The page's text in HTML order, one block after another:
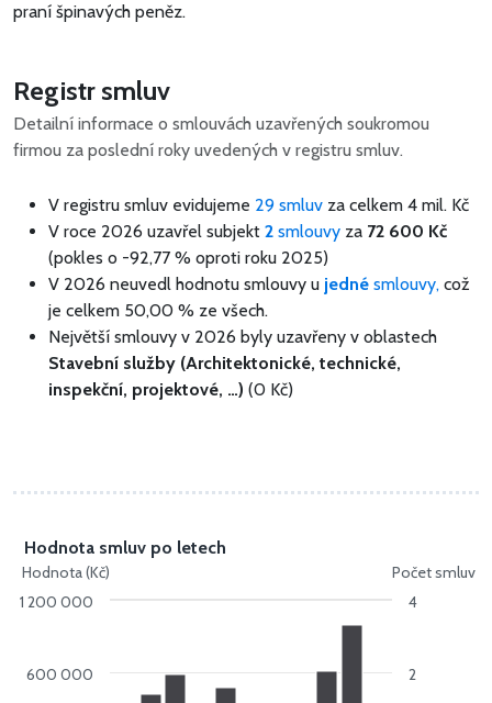
praní špinavých peněz.
Registr smluv
Detailní informace o smlouvách uzavřených soukromou
firmou za poslední roky uvedených v registru smluv.
V registru smluv evidujeme 29 smluv za celkem 4 mil. Kč
V roce 2026 uzavřel subjekt 2 smlouvy za 72 600 Kč
(pokles o -92,77 % oproti roku 2025)
V 2026 neuvedl hodnotu smlouvy u jedné smlouvy, což
je celkem 50,00 % ze všech.
Největší smlouvy v 2026 byly uzavřeny v oblastech
Stavební služby (Architektonické, technické,
inspekční, projektové, …) (0 Kč)
Hodnota (Kč) Počet smluv
Hodnota smluv po letech
600 000
1 200 000
2
4